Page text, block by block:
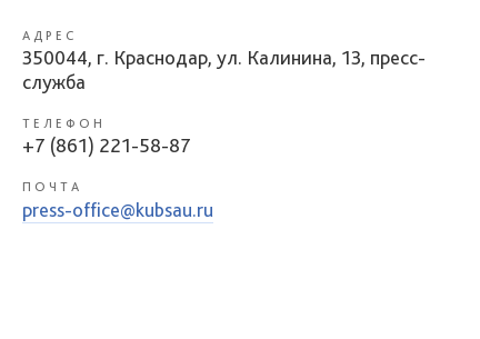
АДРЕС
350044, г. Краснодар, ул. Калинина, 13, пресс-
служба
ТЕЛЕФОН
+7 (861) 221-58-87
ПОЧТА
press-office@kubsau.ru